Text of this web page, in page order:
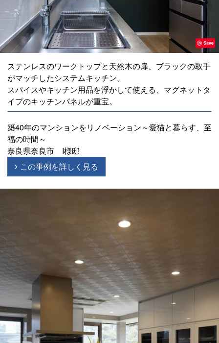
Save
ステンレスのワークトップと天然木の扉、ブラックの取手
がマッチしたシステムキッチン。
スパイスやキッチン用品を浮かして使える、マグネットタ
イプのキッチンパネルが重宝。
築40年のマンションをリノベーション～愛猫と暮らす、至
福の時間～
奈良県奈良市 I様邸
この事例を詳しく見る